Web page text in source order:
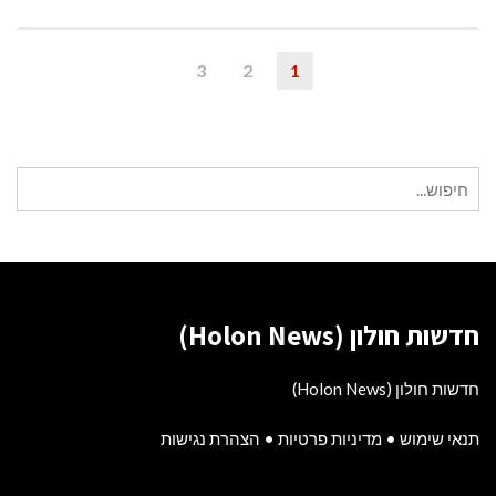
1
2
3
עבור:
חדשות חולון (Holon News)
חדשות חולון (Holon News)
תנאי שימוש • מדיניות פרטיות • הצהרת נגישות